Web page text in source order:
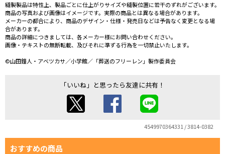
縫製製品は特性上、製品ごとに仕上がりサイズや縫製位置に若干のずれがございます。
商品の写真および画像はイメージです。実際の商品とは異なる場合があります。
メーカーの都合により、商品のデザイン・仕様・発売日などは予告なく変更となる場
合があります。
商品の詳細につきましては、各メーカー様にお問い合わせください。
画像・テキストの無断転載、及びそれに準ずる行為を一切禁止いたします。
©山田鐘人・アベツカサ／小学館／「葬送のフリーレン」製作委員会
「いいね」と思ったら友達に共有！
4549970364331 / 3814-0382
おすすめの商品